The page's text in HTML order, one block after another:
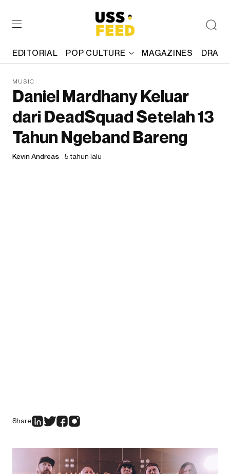
EDITORIAL POP CULTURE MAGAZINES
MUSIC
Daniel Mardhany Keluar
dari DeadSquad Setelah 13
Tahun Ngeband Bareng
Kevin Andreas 5 tahun lalu
Share